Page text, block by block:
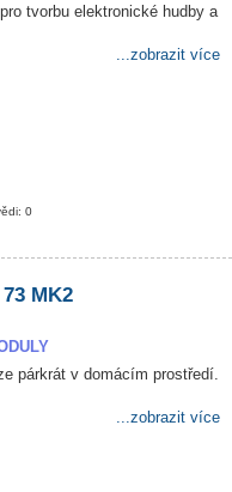
tvorbu elektronické hudby a
...zobrazit více
0
MK2
párkrát v domácím prostředí.
...zobrazit více